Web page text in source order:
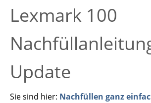
Lexmark 100
Update
Sie sind hier: Nachfüllen ganz